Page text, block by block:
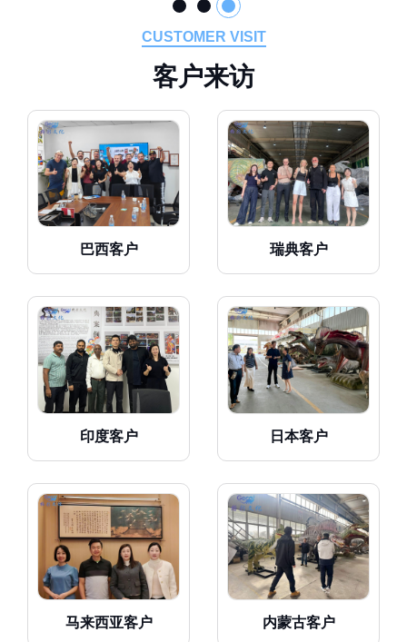
CUSTOMER VISIT
客户来访
巴西客户 瑞典客户
印度客户 日本客户
马来西亚客户 内蒙古客户